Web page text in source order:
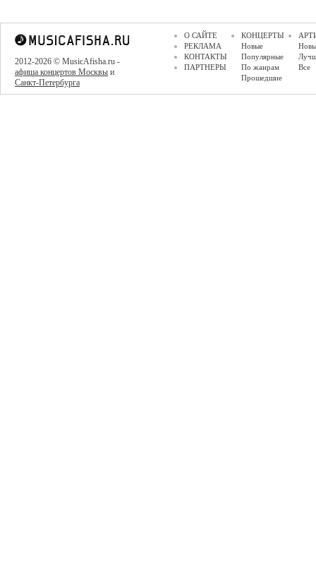
2012-2026 © MusicAfisha.ru -
афиша концертов Москвы и
Санкт-Петербурга
О САЙТЕ
РЕКЛАМА
КОНТАКТЫ
ПАРТНЕРЫ
КОНЦЕРТЫ
Новые
Популярные
По жанрам
Прошедшие
Все